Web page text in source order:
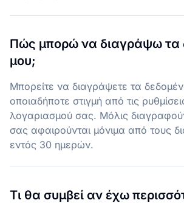
Πώς μπορώ να διαγράψω τα
μου;
Μπορείτε να διαγράψετε τα
οποιαδήποτε στιγμή από τις
λογαριασμού σας. Μόλις
σας αφαιρούνται μόνιμα από τους
εντός 30 ημερών.
Τι θα συμβεί αν έχω